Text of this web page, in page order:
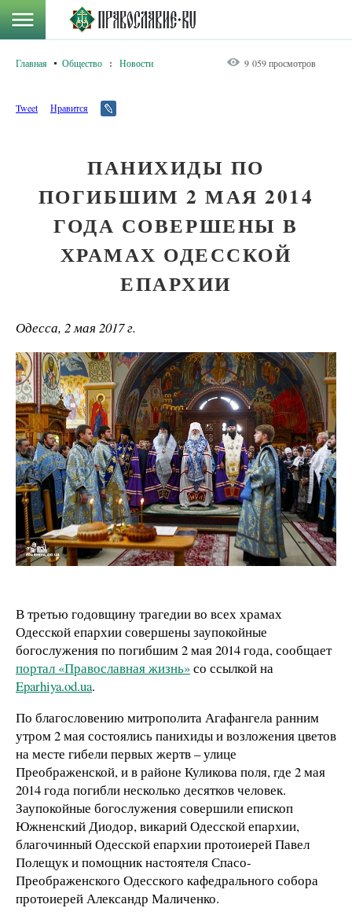
Главная Общество : Новости 9 059 просмотров
Tweet Нравится
ПАНИХИДЫ ПО
ПОГИБШИМ 2 МАЯ 2014
ГОДА СОВЕРШЕНЫ В
ХРАМАХ ОДЕССКОЙ
ЕПАРХИИ
Одесса, 2 мая 2017 г.
В третью годовщину трагедии во всех храмах
Одесской епархии совершены заупокойные
богослужения по погибшим 2 мая 2014 года, сообщает
портал «Православная жизнь»со ссылкой на
Eparhiya.od.ua.
По благословению митрополита Агафангела ранним
утром 2 мая состоялись панихиды и возложения цветов
на месте гибели первых жертв – улице
Преображенской, и в районе Куликова поля, где 2 мая
2014 года погибли несколько десятков человек.
Заупокойные богослужения совершили епископ
Южненский Диодор, викарий Одесской епархии,
благочинный Одесской епархии протоиерей Павел
Полещук и помощник настоятеля Спасо-
Преображенского Одесского кафедрального собора
протоиерей Александр Маличенко.